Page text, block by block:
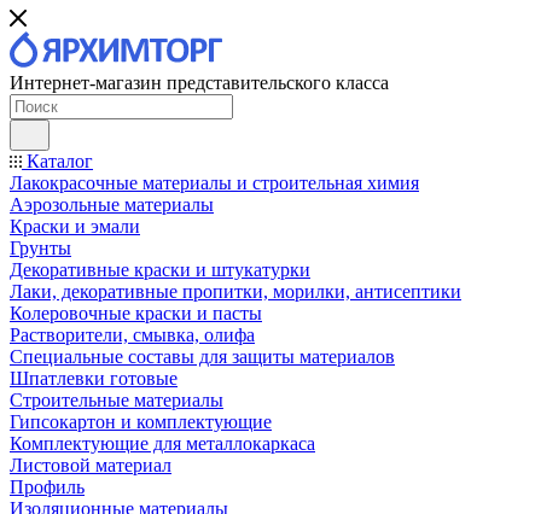
Интернет-магазин представительского класса
Каталог
Лакокрасочные материалы и строительная химия
Аэрозольные материалы
Краски и эмали
Грунты
Декоративные краски и штукатурки
Лаки, декоративные пропитки, морилки, антисептики
Колеровочные краски и пасты
Растворители, смывка, олифа
Специальные составы для защиты материалов
Шпатлевки готовые
Строительные материалы
Гипсокартон и комплектующие
Комплектующие для металлокаркаса
Листовой материал
Профиль
Изоляционные материалы